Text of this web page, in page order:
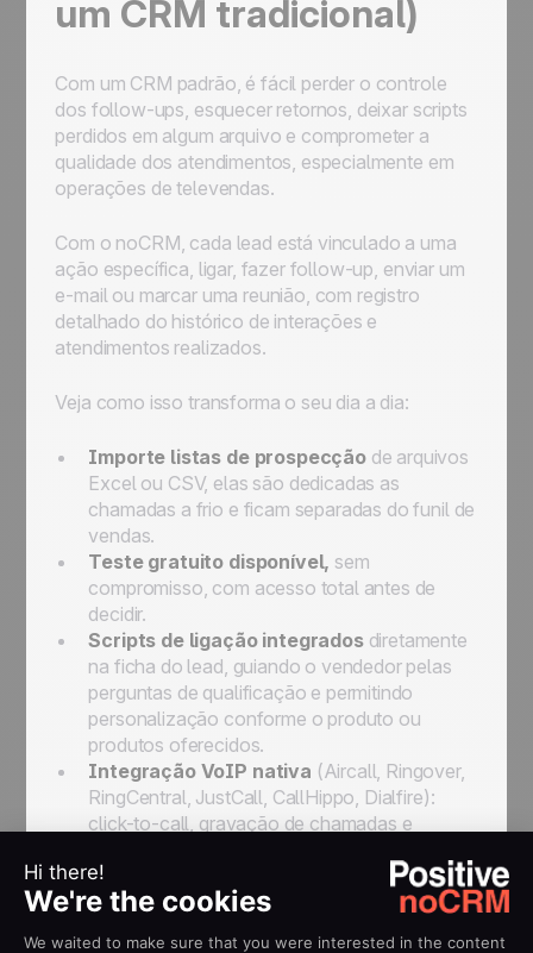
um CRM tradicional)
Com um CRM padrão, é fácil perder o controle
dos follow-ups, esquecer retornos, deixar scripts
perdidos em algum arquivo e comprometer a
qualidade dos atendimentos, especialmente em
operações de televendas.
Com o noCRM, cada lead está vinculado a uma
ação específica, ligar, fazer follow-up, enviar um
e-mail ou marcar uma reunião, com registro
detalhado do histórico de interações e
atendimentos realizados.
Veja como isso transforma o seu dia a dia:
Importe listas de prospecçãode arquivos
Excel ou CSV, elas são dedicadas as
chamadas a frio e ficam separadas do funil de
vendas.
Teste gratuito disponível, sem
compromisso, com acesso total antes de
decidir.
Scripts de ligação integradosdiretamente
na ficha do lead, guiando o vendedor pelas
perguntas de qualificação e permitindo
personalização conforme o produto ou
produtos oferecidos.
Integração VoIP nativa (Aircall, Ringover,
RingCentral, JustCall, CallHippo, Dialfire):
click-to-call, gravação de chamadas e
de gravação de chamadas é essencial para
garantir a qualidade do atendimento,